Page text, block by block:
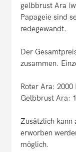
gelbbrust Ara
Papageie sind
redegewandt.
Der
zusammen.
Roter Ara: 2000
Gelbbrust Ara:
Zusätzlich kann
erworben
möglich.